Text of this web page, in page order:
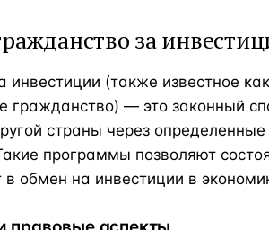
за
инвестиции (также известное
гражданство) — это законный
страны через
программы позволяют
в обмен на инвестиции в